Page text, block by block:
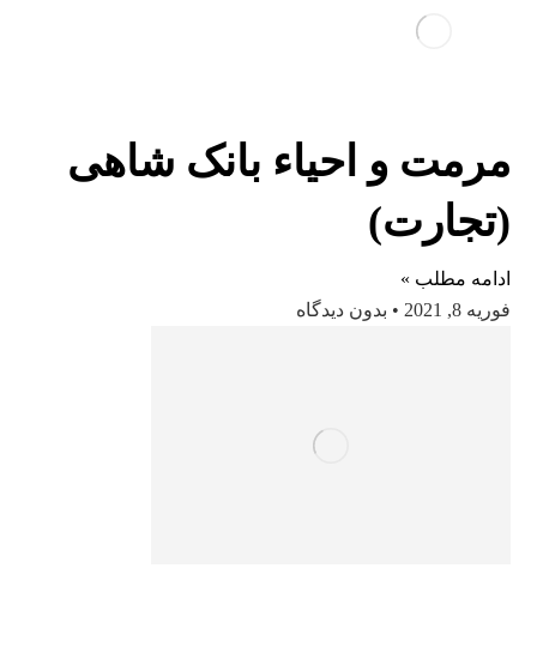
مرمت و احیاء بانک شاهی
(تجارت)
ادامه مطلب »
فوریه 8, 2021
بدون دیدگاه